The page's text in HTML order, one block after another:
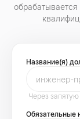
Название(я)
Через запятую
Обязательные